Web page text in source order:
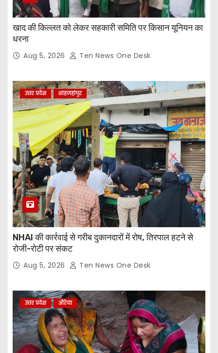
खाद की किल्लत को लेकर सहकारी समिति पर किसान यूनियन का
धरना
Aug 5, 2026 Ten News One Desk
उत्तर प्रदेश शाहजहांपुर
NHAI की कार्रवाई से गरीब दुकानदारों में रोष, तिरपाल हटने से
रोजी-रोटी पर संकट
Aug 5, 2026 Ten News One Desk
उत्तर प्रदेश औरेया